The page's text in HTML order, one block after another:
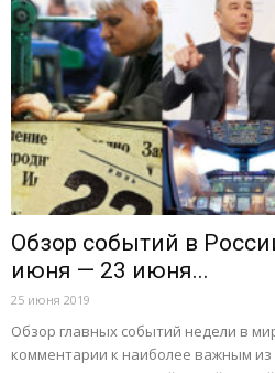
Обзор событий в
июня — 23 июня...
25 июня 2019
Обзор главных событий недели в
комментарии к наиболее важным